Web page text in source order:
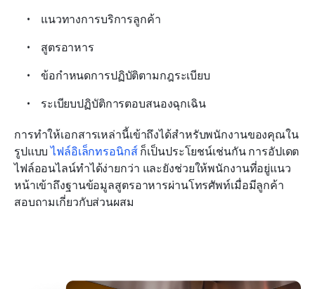
แนวทางการบริการลูกค้า
สูตรอาหาร
ข้อกำหนดการปฏิบัติตามกฎระเบียบ
ระเบียบปฏิบัติการตอบสนองฉุกเฉิน
การทำให้เอกสารเหล่านี้เข้าถึงได้สำหรับพนักงานของคุณใน
รูปแบบ ไฟล์อิเล็กทรอนิกส์ ก็เป็นประโยชน์เช่นกัน การอัปเดต
ไฟล์ออนไลน์ทำได้ง่ายกว่า และยังช่วยให้พนักงานที่อยู่แนว
หน้าเข้าถึงฐานข้อมูลสูตรอาหารผ่านโทรศัพท์เมื่อมีลูกค้า
สอบถามเกี่ยวกับส่วนผสม